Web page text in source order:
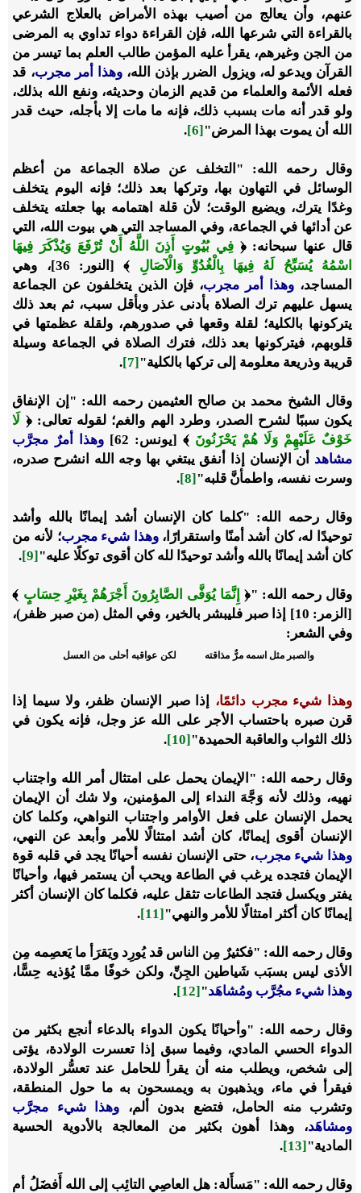
عنهم، وأن يعالج من أصيب بهذه الأمراض بالعلاج الشرعي
بالقراءة التي شرعها الله، فإن القراءة دواء تداوي به المرضى
من الجن وغيرهم، يقرأ عليه المؤمن طالب العلم بما تيسر من
القرآن ويدعو له، ويزول الضرر بإذن الله،‌وهذا ‌أمر ‌مجرب، قد
فعله الأئمة والعلماء من قديم الزمان وحديثه، ونفع الله بذلك،
ولو قدر أنه مات بسبب ذلك، فإنه ما مات إلا بأجله، حيث قدر
الله أن يموت بهذا المرض"[6]
.
وقال رحمه الله: "التخلف عن صلاة الجماعة من أعظم
الوسائل في التهاون بها، وتركها بعد ذلك؛ فإنه اليوم يتخلف
وغدًا يترك، ويضيع الوقت؛ لأن قلة اهتمامه بها جعلته يتخلف
عن أدائها في الجماعة، وفي المساجد التي هي بيوت الله، التي
قال عنها سبحانه: ﴿فِي بُيُوتٍ أَذِنَ اللَّهُ أَنْ تُرْفَعَ وَيُذْكَرَ فِيهَا
اسْمُهُ يُسَبِّحُ لَهُ فِيهَا بِالْغُدُوِّ وَالْآصَالِ
﴾ [النور: 36]، وهي
المساجد، ‌وهذا ‌أمر ‌مجرب، فإن الذين يتخلفون عن الجماعة
يسهل عليهم ترك الصلاة بأدنى عذر وبأقل سبب، ثم بعد ذلك
يتركونها بالكلية؛ لقلة وقعها في صدورهم، ولقلة عظمتها في
قلوبهم، فيتركونها بعد ذلك، فترك الصلاة في الجماعة وسيلة
قريبة وذريعة معلومة إلى تركها بالكلية"[7]
.
وقال الشيخ محمد بن صالح العثيمين رحمه الله: "إن الإنفاق
يكون سببًا لشرح الصدر، وطرد الهم والغم؛ لقوله تعالى: ﴿ لَا
خَوْفٌ عَلَيْهِمْ وَلَا هُمْ يَحْزَنُونَ ﴾ [يونس: 62]
وهذا أمرٌ مجرَّب
مشاهد أن الإنسان إذا أنفق يبتغي بها وجه الله انشرح صدره،
وسرت نفسه، واطمأنَّ قلبه"[8]
.
وقال رحمه الله: "كلما كان الإنسان أشد إيمانًا بالله وأشد
توحيدًا له، كان أشد أمنًا واستقرارًا،‌وهذا ‌شيء ‌مجرب؛ لأنه من
كان أشد إيمانًا بالله وأشد توحيدًا لله كان أقوى توكلًا عليه"[9]
.
وقال رحمه الله: "﴿ إِنَّمَا يُوَفَّى الصَّابِرُونَ أَجْرَهُمْ بِغَيْرِ حِسَابٍ ﴾
[الزمر: 10] إذا صبر فليبشر بالخير، وفي المثل (من صبر ظفر)،
وفي الشعر:
والصبر مثل اسمه مرٌّ مذاقته لكن عواقبه أحلى من العسل
وهذا شيء مجرب دائمًا، إذا صبر الإنسان ظفر، ولا سيما إذا
قرن صبره باحتساب الأجر على الله عز وجل، فإنه يكون في
ذلك الثواب والعاقبة الحميدة"[10]
.
وقال رحمه الله: "الإيمان يحمل على امتثال أمر الله واجتناب
نهيه، وذلك لأنه وَجَّهَ النداء إلى المؤمنين، ولا شك أن الإيمان
يحمل الإنسان على فعل الأوامر واجتناب النواهي، وكلما كان
الإنسان أقوى إيمانًا، كان أشد امتثالًا للأمر وأبعد عن النهي،
‌وهذا ‌شيء ‌مجرب، حتى الإنسان نفسه أحيانًا يجد في قلبه قوة
الإيمان فتجده يرغب في الطاعة ويحب أن يستمر فيها، وأحيانًا
يفتر ويكسل فتجد الطاعات تثقل عليه، فكلما كان الإنسان أكثر
إيمانًا كان أكثر امتثالًا للأمر والنهي"[11]
.
وقال رحمه الله: "فكثيرٌ مِن الناس قد يُورِد ويَقرَأ ما يَعصِمه مِن
الأذى ليس بسبَب شَياطين الجِنِّ، ولكن خوفًا ممَّا يُؤذيه حِسًّا،
‌وهذا ‌شيء ‌مجُرَّب ومُشاهَد"
[12]
.
وقال رحمه الله: "وأحيانًا يكون الدواء بالدعاء أنجع بكثير من
الدواء الحسي المادي، وفيما سبق إذا تعسرت الولادة، يؤتى
إلى شخص، ويطلب منه أن يقرأ للحامل عند تعسُّر الولادة،
فيقرأ في ماء، ويذهبون به ويمسحون به ما حول المنطقة،
وتشرب منه الحامل، فتضع بدون ألم، ‌وهذا ‌شيء ‌مجرَّب
ومشاهَد، وهذا أهون بكثير من المعالجة بالأدوية الحسية
المادية"[13]
.
وقال رحمه الله: "مَسأَلة: هل العاصِي التائِب إلى الله أَفضَلُ أم